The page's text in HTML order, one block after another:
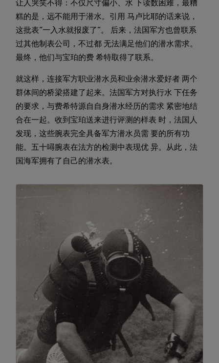
让人哭笑不得：不仅尺寸偏小、水 下读数困难，最糟
糕的是，远不能用于潜水。引用 马卢比耶的话来说，
这批表“一入水就报废了”。 后来，法国军方也曾联系
过其他制表公司，不过都 无法满足他们的潜水需求。
最终，他们与宝珀的费 希特取得了联系。
就这样，连接军方职业潜水员和业余潜水爱好者 两个
群体间的桥梁搭建了起来。法国军方对执行水 下任务
的要求，与费希特源自自身潜水经历的需求 紧密地结
合在一起。收到宝珀送来进行评测的样表 时，法国人
发现，这些腕表完全具备军方潜水员需 要的所有功
能。五十噚腕表在法方的检测中表现优 异。从此，法
国海军拥有了自己的潜水表。